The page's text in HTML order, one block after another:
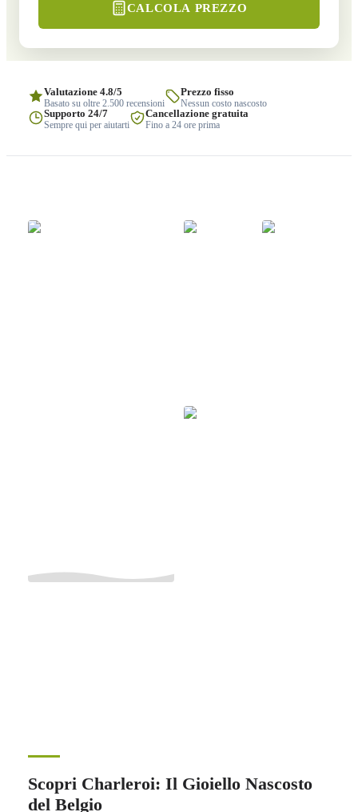
CALCOLA PREZZO
Valutazione 4.8/5
Basato su oltre 2.500 recensioni
Prezzo fisso
Nessun costo nascosto
Supporto 24/7
Sempre qui per aiutarti
Cancellazione gratuita
Fino a 24 ore prima
Scopri Charleroi: Il Gioiello Nascosto
del Belgio